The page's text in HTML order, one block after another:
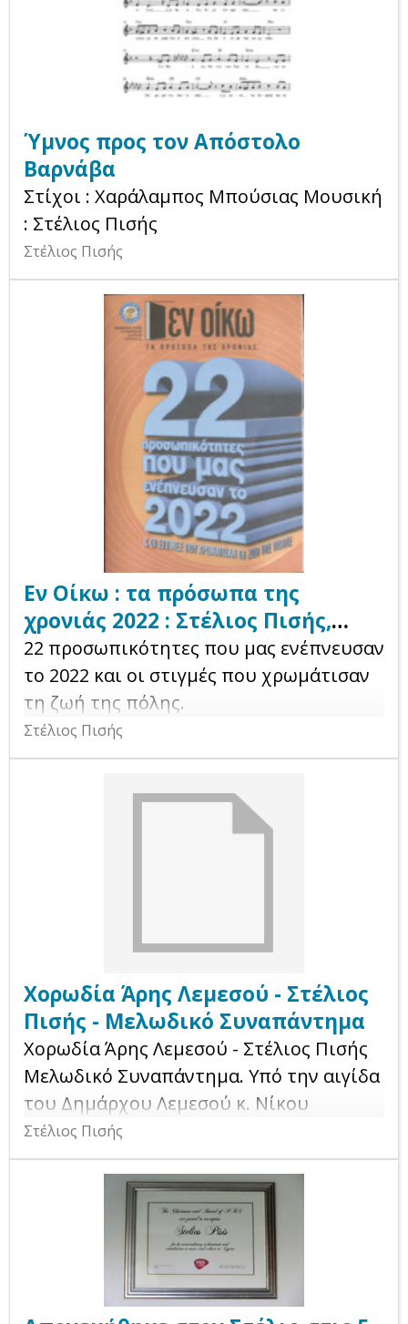
Ύμνος προς τον Απόστολο
Βαρνάβα
Στίχοι : Χαράλαμπος Μπούσιας Μουσική
: Στέλιος Πισής
Στέλιος Πισής
Εν Οίκω : τα πρόσωπα της
χρονιάς 2022 : Στέλιος Πισής,
συνθέτης
22 προσωπικότητες που μας ενέπνευσαν
το 2022 και οι στιγμές που χρωμάτισαν
τη ζωή της πόλης.
Στέλιος Πισής
Χορωδία Άρης Λεμεσού - Στέλιος
Πισής - Μελωδικό Συναπάντημα
Χορωδία Άρης Λεμεσού - Στέλιος Πισής
Μελωδικό Συναπάντημα. Υπό την αιγίδα
του Δημάρχου Λεμεσού κ. Νίκου
Νικολαΐδη. Δευτέρα 16 Μαΐου 2022
Παττίχειο Δημοτικό Θέατρο Λεμεσού
Περιεχόμενα 00:00 - Τίτλοι έναρξης 01:20
- Με την ορχήστρα των ματιών μου
06:33 - Πρωινό μου τραγούδι 10:10 - Το
νανούρισμα της Σοφίας 14:40 - Θα ζω
εδώ 18:41 - Ιησούς 22:29 - Η ψυχούλα
Στέλιος Πισής